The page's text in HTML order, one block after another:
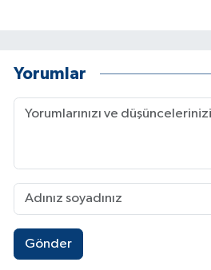
Yorumlar
Gönder
Otomobil
POLİTİKA